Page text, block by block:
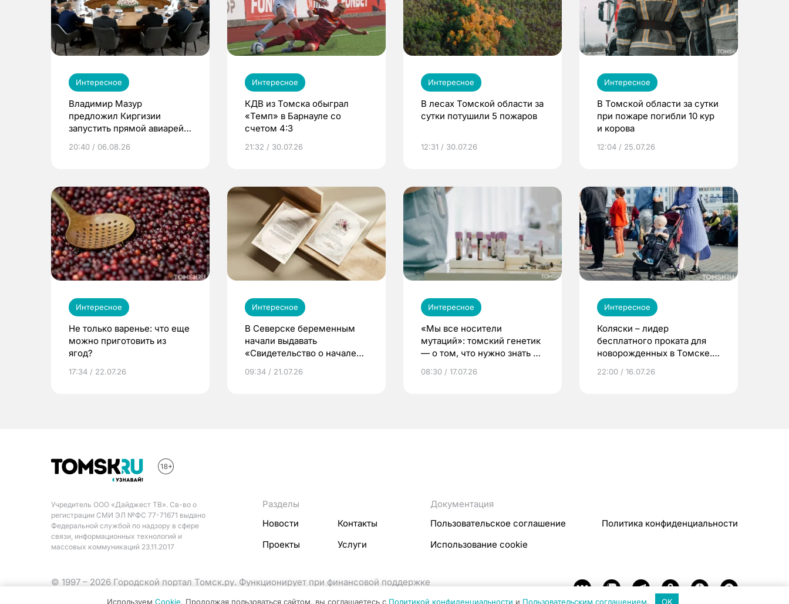
Интересное
Владимир Мазур
предложил Киргизии
запустить прямой авиарейс
20:40 / 06.08.26
Интересное
КДВ из Томска обыграл
«Темп» в Барнауле со
счетом 4:3
21:32 / 30.07.26
Интересное
В лесах Томской области за
сутки потушили 5 пожаров
12:31 / 30.07.26
Интересное
В Томской области за сутки
при пожаре погибли 10 кур
и корова
12:04 / 25.07.26
Интересное
Не только варенье: что еще
можно приготовить из
ягод?
17:34 / 22.07.26
Интересное
В Северске беременным
начали выдавать
«Свидетельство о начале
09:34 / 21.07.26
Интересное
«Мы все носители
мутаций»: томский генетик
— о том, что нужно знать до
08:30 / 17.07.26
Интересное
Коляски – лидер
бесплатного проката для
новорожденных в Томске.
22:00 / 16.07.26
Учредитель ООО «Дайджест ТВ». Св-во о
регистрации СМИ ЭЛ №ФС 77-71671 выдано
Федеральной службой по надзору в сфере
связи, информационных технологий и
массовых коммуникаций 23.11.2017
Разделы
Новости
Контакты
Проекты
Услуги
Документация
Пользовательское соглашение
Политика конфиденциальности
Использование cookie
© 1997 – 2026 Городской портал Томск.ру. Функционирует при финансовой поддержке
Используем Cookie. Продолжая пользоваться сайтом, вы соглашаетесь с Политикой конфиденциальности и Пользовательским соглашением. OK